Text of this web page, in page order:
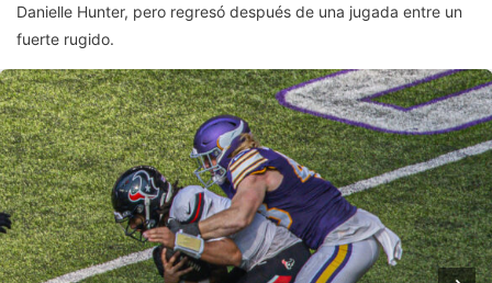
Danielle Hunter, pero regresó después de una jugada entre un
fuerte rugido.